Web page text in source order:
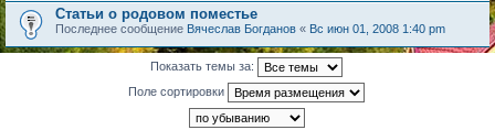
Статьи о родовом поместье
Последнее сообщение Вячеслав Богданов « Вс июн 01, 2008 1:40 pm
Показать темы за:
Поле сортировки